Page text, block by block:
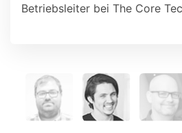
Betriebsleiter bei The Core